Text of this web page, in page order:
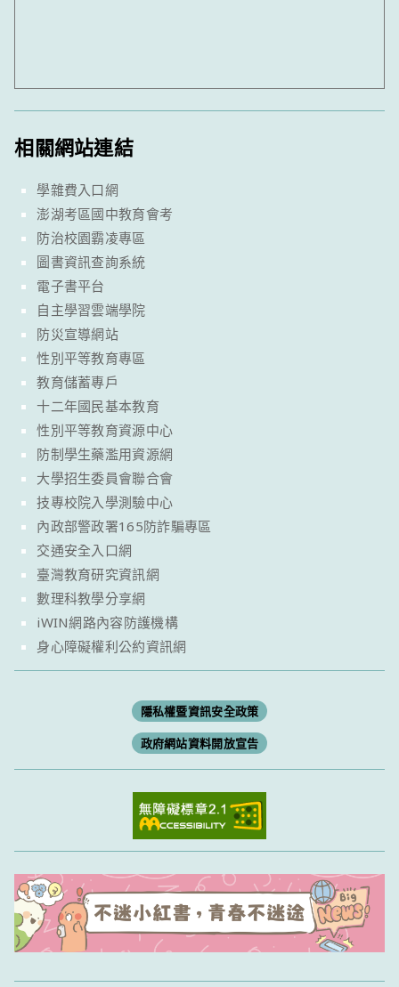
相關網站連結
學雜費入口網
澎湖考區國中教育會考
防治校園霸凌專區
圖書資訊查詢系統
電子書平台
自主學習雲端學院
防災宣導網站
性別平等教育專區
教育儲蓄專戶
十二年國民基本教育
性別平等教育資源中心
防制學生藥濫用資源網
大學招生委員會聯合會
技專校院入學測驗中心
內政部警政署165防詐騙專區
交通安全入口網
臺灣教育研究資訊網
數理科教學分享網
iWIN網路內容防護機構
身心障礙權利公約資訊網
隱私權暨資訊安全政策
政府網站資料開放宣告